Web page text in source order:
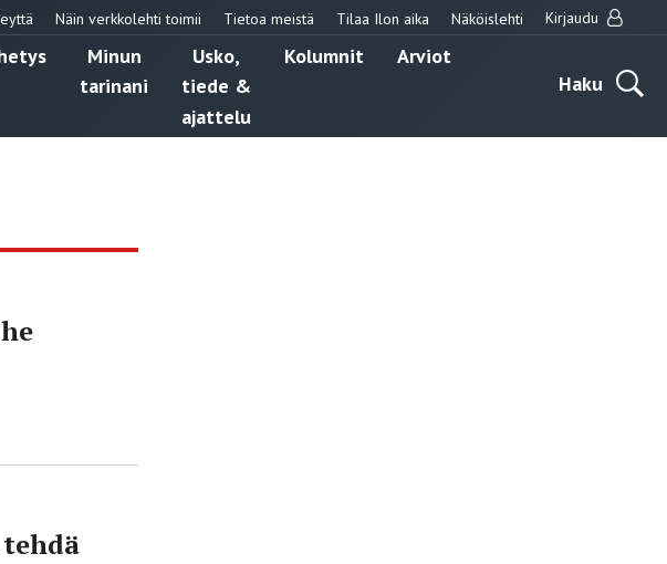
Näin verkkolehti toimii Tietoa meistä Tilaa Ilon aika Näköislehti Kirjaudu
Minun
tarinani
Usko,
tiede &
ajattelu
Kolumnit
Arviot
Haku